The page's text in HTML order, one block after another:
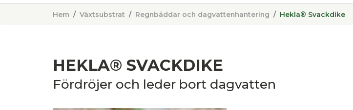
Hem Växtsubstrat Regnbäddar och dagvattenhantering Hekla® Svackdike
HEKLA® SVACKDIKE
Fördröjer och leder bort dagvatten